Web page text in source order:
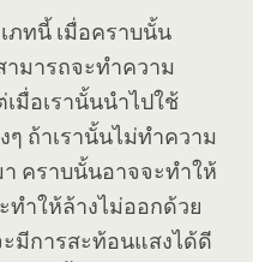
ภทนี้ เมื่อคราบนั้น
ามารถจะทำความ
มื่อเรานั้นนำไปใช้
ถ้าเรานั้นไม่ทำความ
คราบนั้นอาจจะทำให้
ทำให้ล้างไม่ออกด้วย
มีการสะท้อนแสงได้ดี